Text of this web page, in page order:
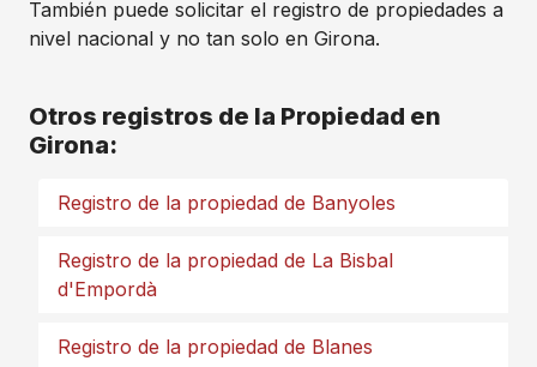
También puede solicitar el registro de propiedades a
nivel nacional y no tan solo en Girona.
Otros registros de la Propiedad en
Girona:
Registro de la propiedad de Banyoles
Registro de la propiedad de La Bisbal
d'Empordà
Registro de la propiedad de Blanes